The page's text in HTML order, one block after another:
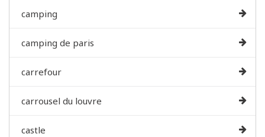
camping
camping de paris
carrefour
carrousel du louvre
castle